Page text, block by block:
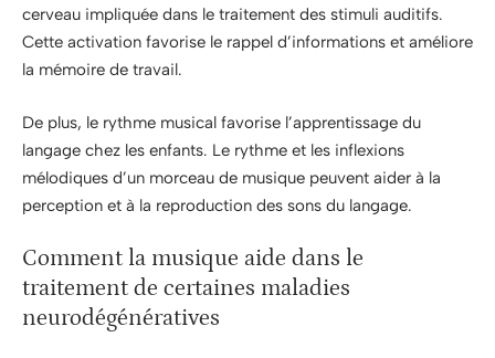
cerveau impliquée dans le traitement des stimuli auditifs.
Cette activation favorise le rappel d’informations et améliore
la mémoire de travail.
De plus, le rythme musical favorise l’apprentissage du
langage chez les enfants. Le rythme et les inflexions
mélodiques d’un morceau de musique peuvent aider à la
perception et à la reproduction des sons du langage.
Comment la musique aide dans le
traitement de certaines maladies
neurodégénératives